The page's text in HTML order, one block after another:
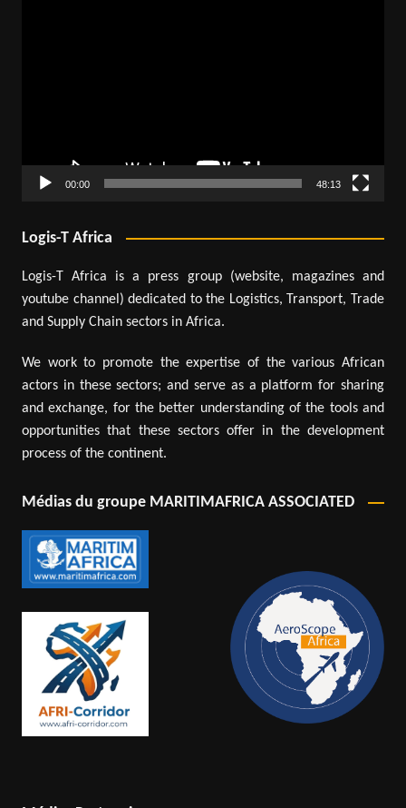
00:00 48:13
Logis-T Africa
Logis-T Africa is a press group (website, magazines and
youtube channel) dedicated to the Logistics, Transport, Trade
and Supply Chain sectors in Africa.
We work to promote the expertise of the various African
actors in these sectors; and serve as a platform for sharing
and exchange, for the better understanding of the tools and
opportunities that these sectors offer in the development
process of the continent.
Médias du groupe MARITIMAFRICA ASSOCIATED